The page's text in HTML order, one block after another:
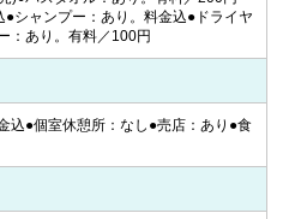
シャンプー：あり。料金込●ドライヤ
：あり。有料／100円
込●個室休憩所：なし●売店：あり●食